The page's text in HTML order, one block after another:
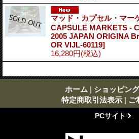
マッド・カプセル・マ
CAPSULE MARKETS -
2005 JAPAN ORIGINA
OR VIJL-60119]
16,280円(税込)
ホーム | ショッピン
特定商取引法表示 | ご
PCサイト